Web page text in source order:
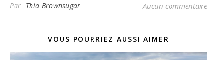
Par Thia Brownsugar Aucun commentaire
VOUS POURRIEZ AUSSI AIMER